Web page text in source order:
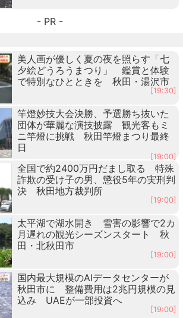
- PR -
美人画が優しく夏の夜を照らす「七
夕絵どうろうまつり」 鑑賞と体験
で特別なひとときを 秋田・湯沢市
[19:30]
竿燈妙技大会決勝、予選勝ち抜いた
団体が華麗な演技披露 観光客もミ
ニ竿燈に挑戦 秋田竿燈まつり最終
日
[19:00]
全国で約2400万円だまし取る 特殊
詐欺の受け子の男、懲役5年の実刑判
決 秋田地方裁判所
[19:00]
太平湖で湖水開き 雪害の影響で2カ
月遅れの観光シーズンスタート 秋
田・北秋田市
[19:00]
国内最大規模のAIデータセンターが
秋田市に 整備費用は2兆円規模の見
込み UAEが一部投資へ
[19:00]